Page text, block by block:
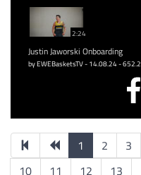
2:24
Justin Jaworski Onboarding
by EWEBasketsTV - 14.08.24 -
1 2 3
10
11 12 13